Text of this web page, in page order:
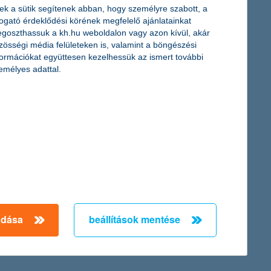
drágulást érzékelnek a K&H biztos jövő kutatás friss,
A kutatás ugyanakkor fordulatot is jelez: a következő
← Első Előző Következő utolsó →
a sütik segítenek abban, hogy személyre szabott, a
érdeklődési körének megfelelő ajánlatainkat
a kh.hu weboldalon vagy azon kívül, akár
média felületeken is, valamint a böngészési
együttesen kezelhessük az ismert további
adattal.
beállítások mentése